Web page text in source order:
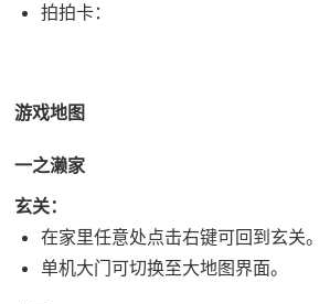
拍拍卡：
游戏地图
一之濑家
玄关：
在家里任意处点击右键可回到玄关。
单机大门可切换至大地图界面。